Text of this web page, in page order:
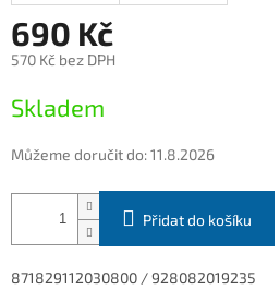
690 Kč
570 Kč bez DPH
cena:
Skladem
Můžeme doručit do:11.8.2026
Přidat do košíku
871829112030800 / 928082019235